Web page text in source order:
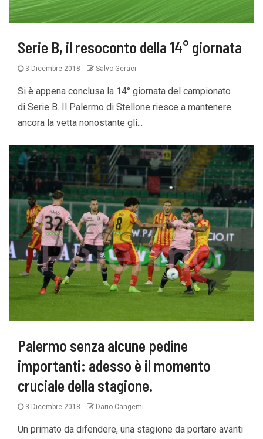
Serie B, il resoconto della 14° giornata
3 Dicembre 2018 Salvo Geraci
Si è appena conclusa la 14° giornata del campionato
di Serie B. Il Palermo di Stellone riesce a mantenere
ancora la vetta nonostante gli...
Palermo senza alcune pedine
importanti: adesso è il momento
cruciale della stagione.
3 Dicembre 2018 Dario Cangemi
Un primato da difendere, una stagione da portare avanti